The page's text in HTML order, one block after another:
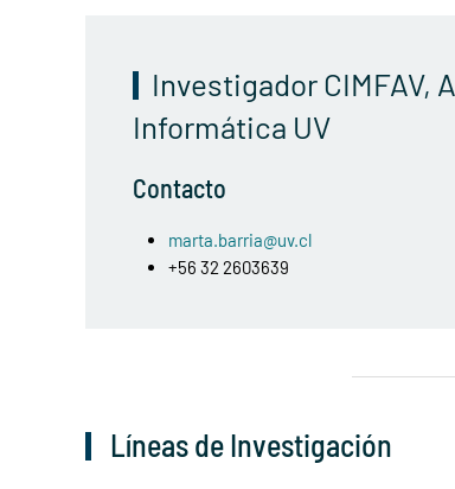
Investigador CIMFAV,
Informática UV
Contacto
marta.barria@uv.cl
+56 32 2603639
Líneas de Investigación